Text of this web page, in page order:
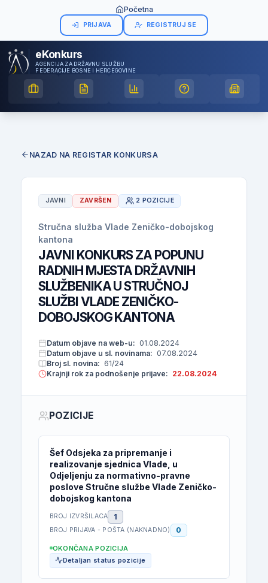
Početna
PRIJAVA REGISTRUJ SE
eKonkurs
AGENCIJA ZA DRŽAVNU SLUŽBU
FEDERACIJE BOSNE I HERCEGOVINE
NAZAD NA REGISTAR KONKURSA
JAVNI ZAVRŠEN 2 POZICIJE
Stručna služba Vlade Zeničko-dobojskog
kantona
JAVNI KONKURS ZA POPUNU
RADNIH MJESTA DRŽAVNIH
SLUŽBENIKA U STRUČNOJ
SLUŽBI VLADE ZENIČKO-
DOBOJSKOG KANTONA
Datum objave na web-u: 01.08.2024
Datum objave u sl. novinama: 07.08.2024
Broj sl. novina: 61/24
Krajnji rok za podnošenje prijave: 22.08.2024
POZICIJE
Šef Odsjeka za pripremanje i
realizovanje sjednica Vlade, u
Odjeljenju za normativno-pravne
poslove Stručne službe Vlade Zeničko-
dobojskog kantona
BROJ IZVRŠILACA 1
BROJ PRIJAVA - POŠTA (NAKNADNO) 0
OKONČANA POZICIJA
Detaljan status pozicije